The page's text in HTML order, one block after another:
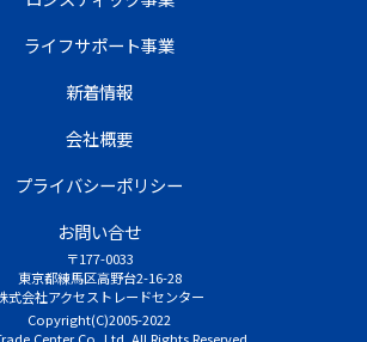
ライフサポート事業
新着情報
会社概要
プライバシーポリシー
お問い合せ
〒177-0033
東京都練馬区高野台2-16-28
式会社アクセストレードセンター
Copyright(C)2005-2022